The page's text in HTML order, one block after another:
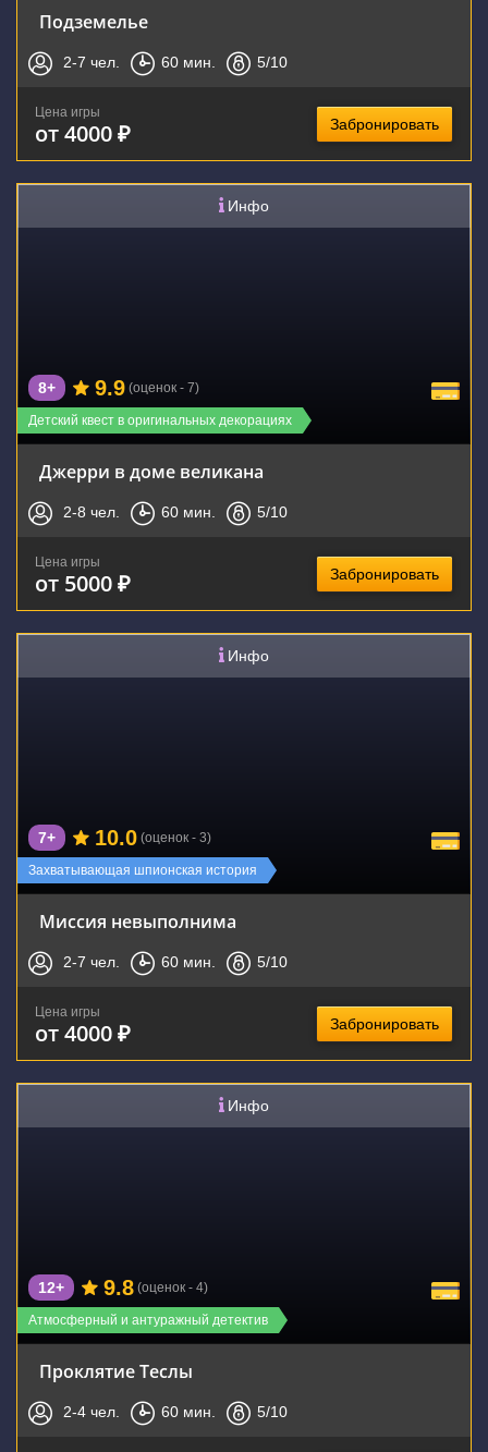
Подземелье
2-7 чел. 60 мин. 5/10
Цена игры
от 4000 ₽ Забронировать
Инфо
Детский квест в оригинальных декорациях
8+ 9.9 (оценок - 7)
Джерри в доме великана
2-8 чел. 60 мин. 5/10
Цена игры
от 5000 ₽ Забронировать
Инфо
Захватывающая шпионская история
7+ 10.0 (оценок - 3)
Миссия невыполнима
2-7 чел. 60 мин. 5/10
Цена игры
от 4000 ₽ Забронировать
Инфо
Атмосферный и антуражный детектив
12+ 9.8 (оценок - 4)
Проклятие Теслы
2-4 чел. 60 мин. 5/10